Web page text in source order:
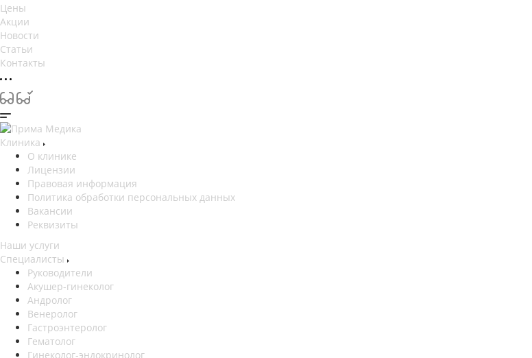
Цены
Акции
Новости
Статьи
Контакты
Клиника
О клинике
Лицензии
Правовая информация
Политика обработки персональных данных
Вакансии
Реквизиты
Наши услуги
Специалисты
Руководители
Акушер-гинеколог
Андролог
Венеролог
Гастроэнтеролог
Гематолог
Гинеколог-эндокринолог